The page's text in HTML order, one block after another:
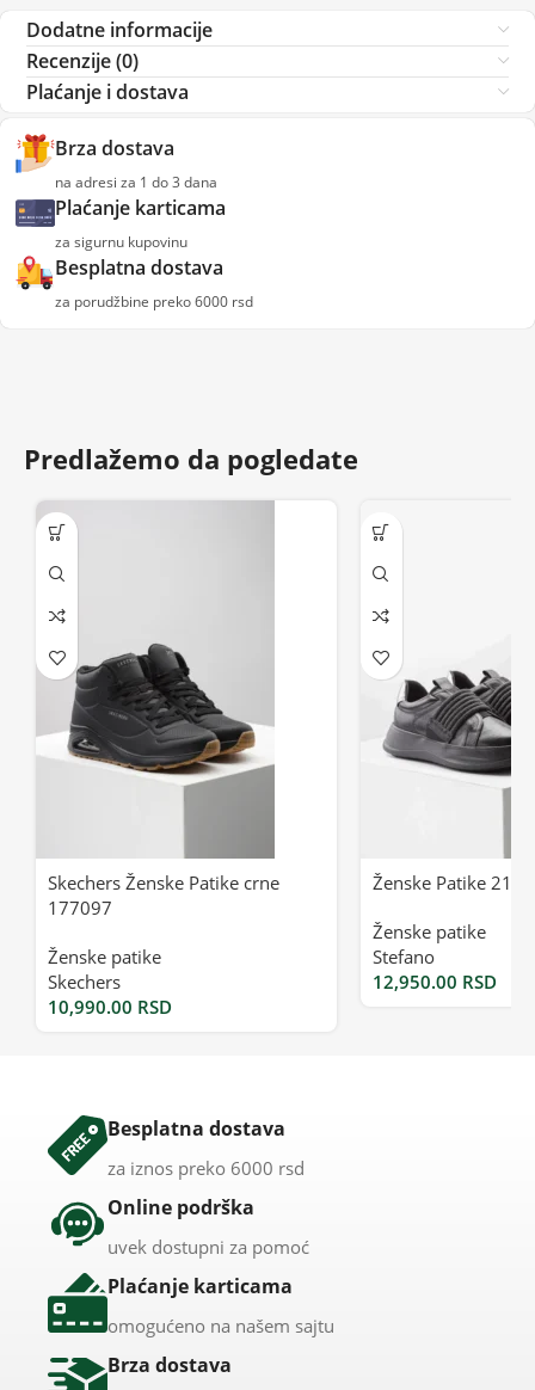
Dodatne informacije
Recenzije (0)
Plaćanje i dostava
Brza dostava
na adresi za 1 do 3 dana
Plaćanje karticama
za sigurnu kupovinu
Besplatna dostava
za porudžbine preko 6000 rsd
Predlažemo da pogledate
Skechers Ženske Patike crne
177097
Ženske patike
Skechers
10,990.00 RSD
Ženske Patike
Ženske patike
Stefano
12,950.00 RSD
Besplatna dostava
za iznos preko 6000 rsd
Online podrška
uvek dostupni za pomoć
Plaćanje karticama
omogućeno na našem sajtu
Brza dostava